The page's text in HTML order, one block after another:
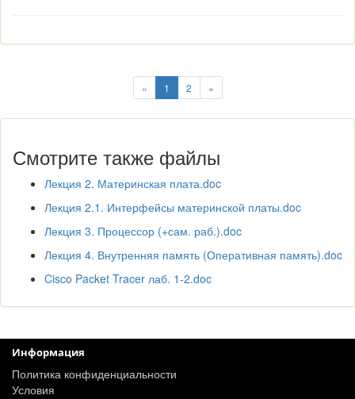
« 1 2 »
Смотрите также файлы
Лекция 2. Материнская плата.doc
Лекция 2.1. Интерфейсы материнской платы.doc
Лекция 3. Процессор (+сам. раб.).doc
Лекция 4. Внутренняя память (Оперативная память).doc
Cisco Packet Tracer лаб. 1-2.doc
Информация
Политика конфиденциальности
Условия